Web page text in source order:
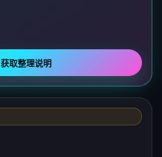
获取整理说明